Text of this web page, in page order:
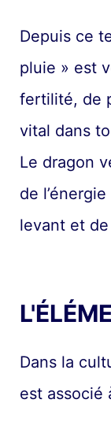
Depuis ce
pluie » est
fertilité, de
vital dans
Le dragon
de
levant et
Dans la
est associé